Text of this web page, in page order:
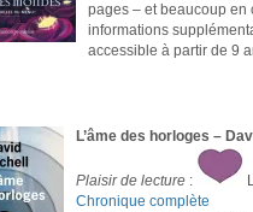
pages – et beaucoup en
informations
accessible à partir de 9
L’âme des horloges –
Plaisir de lecture :
Chronique complète